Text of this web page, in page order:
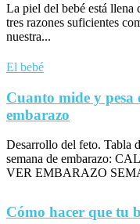
La piel del bebé está llena
tres razones suficientes
nuestra...
El bebé
Cuanto mide y pesa
embarazo
Desarrollo del feto. Tabla
semana de embarazo:
VER EMBARAZO
Cómo hacer que tu